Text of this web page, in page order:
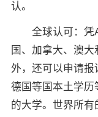
认。
全球认可：凭A
国、加拿大、澳
外，还可以申请报
德国等国本土学
的大学。世界所